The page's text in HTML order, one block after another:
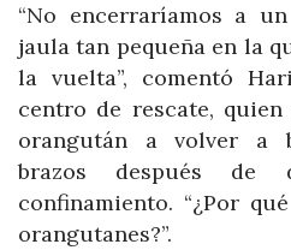
“No encerraríamos a
jaula tan pequeña en la
la vuelta”, comentó
centro de rescate,
orangután a volver a
brazos después de
confinamiento. “¿Por
orangutanes?”.